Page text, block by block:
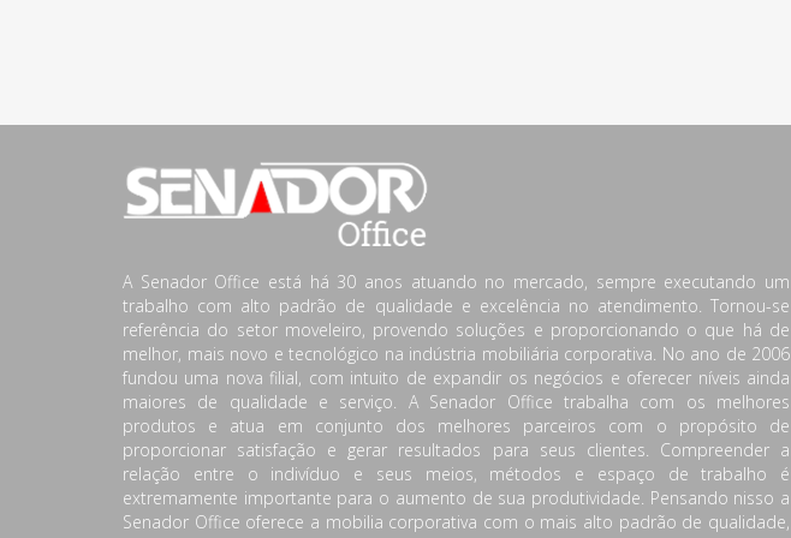
A Senador Office está há 30 anos atuando no mercado, sempre executando um
trabalho com alto padrão de qualidade e excelência no atendimento. Tornou-se
referência do setor moveleiro, provendo soluções e proporcionando o que há de
melhor, mais novo e tecnológico na indústria mobiliária corporativa. No ano de 2006
fundou uma nova filial, com intuito de expandir os negócios e oferecer níveis ainda
maiores de qualidade e serviço. A Senador Office trabalha com os melhores
produtos e atua em conjunto dos melhores parceiros com o propósito de
proporcionar satisfação e gerar resultados para seus clientes. Compreender a
relação entre o indivíduo e seus meios, métodos e espaço de trabalho é
extremamente importante para o aumento de sua produtividade. Pensando nisso a
Senador Office oferece a mobilia corporativa com o mais alto padrão de qualidade,